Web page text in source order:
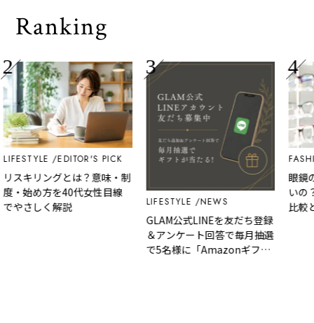
Ranking
EDITOR'S PICK
キリングとは？意味・制
始め方を40代女性目線
さしく解説
LIFESTYLE NEWS
GLAM公式LINEを友だち登録
＆アンケート回答で毎月抽選
で5名様に「Amazonギフト
眼鏡の
いの？
比較と